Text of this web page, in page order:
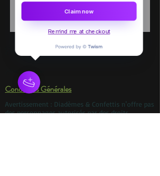
Emploi
Services en ligne
Conditions Générales
Avertissement : Diadèmes & Confettis n'offre pas
des personnages autorisés par des droits
Claim now
Remind me at checkout